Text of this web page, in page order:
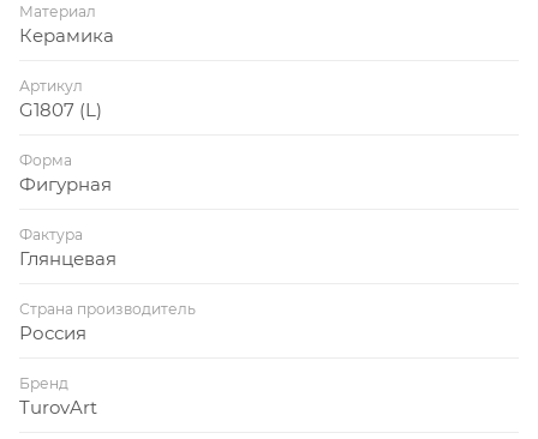
Материал
Керамика
Артикул
G1807 (L)
Форма
Фигурная
Фактура
Глянцевая
Страна производитель
Россия
Бренд
TurovArt